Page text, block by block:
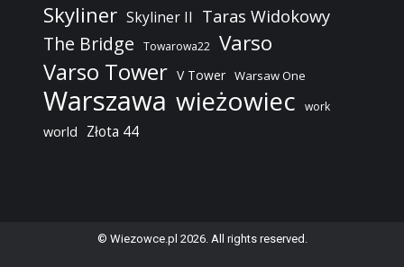
Skyliner Skyliner II Taras Widokowy
The Bridge Towarowa22 Varso
Varso Tower V Tower Warsaw One
Warszawa wieżowiec work
world Złota 44
© Wiezowce.pl 2026. All rights reserved.